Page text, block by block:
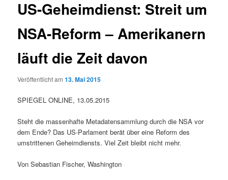
US-Geheimdienst: Streit um
NSA-Reform – Amerikanern
läuft die Zeit davon
Veröffentlicht am13. Mai 2015
SPIEGEL ONLINE, 13.05.2015
Steht die massenhafte Metadatensammlung durch die NSA vor
dem Ende? Das US-Parlament berät über eine Reform des
umstrittenen Geheimdiensts. Viel Zeit bleibt nicht mehr.
Von Sebastian Fischer, Washington